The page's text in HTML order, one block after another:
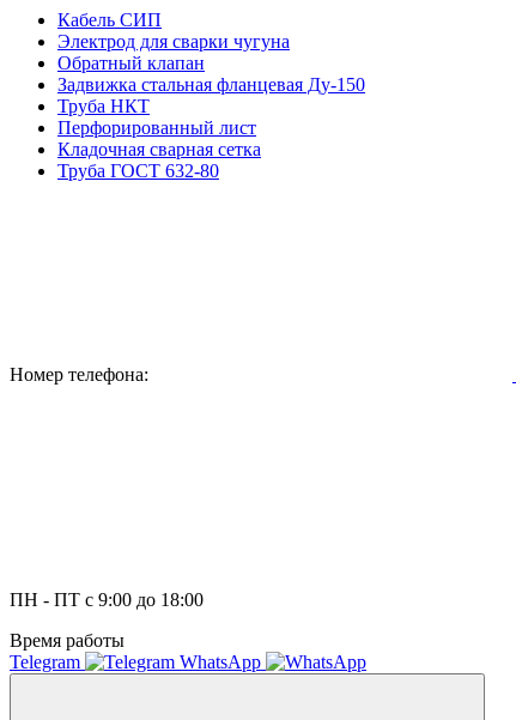
Кабель СИП
Электрод для сварки чугуна
Обратный клапан
Задвижка стальная фланцевая Ду-150
Труба НКТ
Перфорированный лист
Кладочная сварная сетка
Труба ГОСТ 632-80
Номер телефона:
ПН - ПТ с 9:00 до 18:00
Время работы
Telegram
WhatsApp